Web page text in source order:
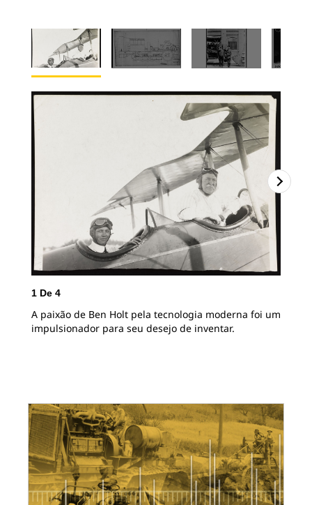
1 De 4
A paixão de Ben Holt pela tecnologia moderna foi um
impulsionador para seu desejo de inventar.